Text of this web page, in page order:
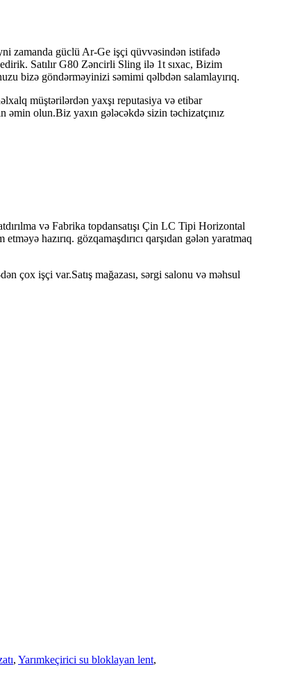
zamanda güclü Ar-Ge işçi qüvvəsindən istifadə
Satılır G80 Zəncirli Sling ilə 1t sıxac, Bizim
bizə göndərməyinizi səmimi qəlbdən salamlayırıq.
müştərilərdən yaxşı reputasiya və etibar
əmin olun.Biz yaxın gələcəkdə sizin təchizatçınız
və Fabrika topdansatışı Çin LC Tipi Horizontal
hazırıq. gözqamaşdırıcı qarşıdan gələn yaratmaq
çox işçi var.Satış mağazası, sərgi salonu və məhsul
, Yarımkeçirici su bloklayan lent,